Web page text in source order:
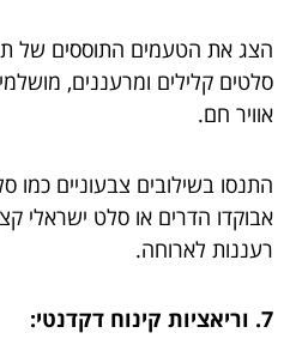
הצג את הטעמים התוססים של
סלטים קלילים ומרעננים,
אוויר חם.
התנסו בשילובים צבעוניים
אבוקדו הדרים או סלט ישראלי
רעננות לארוחה.
7. וריאציות קינוח דקדנטי: